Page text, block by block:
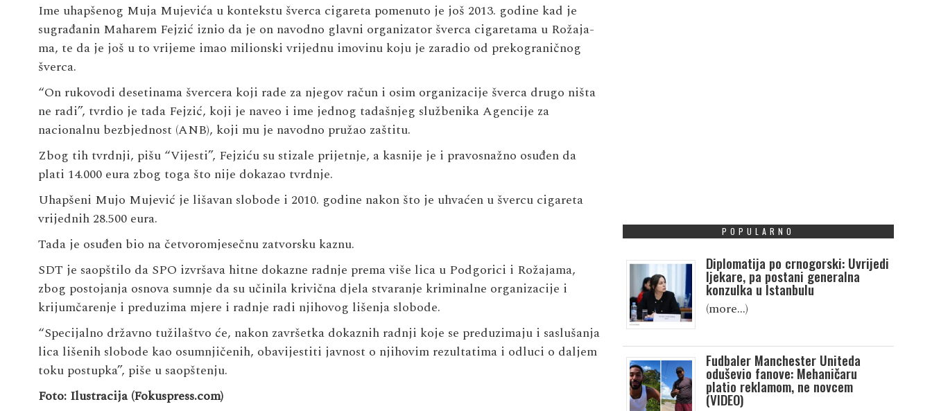
Ime uhapšenog Muja Mujevića u kontekstu šverca cigareta pomenuto je još 2013. godine kad je
sugrađanin Ma­ha­rem Fej­zić iz­nio da je on navodno glavni or­ga­ni­za­tor šver­ca ci­ga­re­ta­ma u Ro­ža­ja­
ma, te da je još u to vrijeme imao milionski vrijednu imovinu koju je zaradio od prekograničnog
šverca.
“On ru­ko­vo­di de­se­ti­na­ma šver­ce­ra ko­ji ra­de za nje­gov ra­čun i osim or­ga­ni­za­ci­je šver­ca dru­go ni­šta
ne ra­di”, tvr­dio je tada Fej­zić, koji je naveo i ime jednog tadašnjeg službenika Agencije za
nacionalnu bezbjednost (ANB), koji mu je navodno pružao zaštitu.
Zbog tih tvrdnji, pišu “Vijesti”, Fejziću su stizale prijetnje, a kasnije je i pravosnažno osuđen da
plati 14.000 eura zbog toga što nije dokazao tvrdnje.
Uhapšeni Mu­jo Mu­je­vić je lišavan slobode i 2010. go­di­ne nakon što je uhva­ćen u šver­cu ci­ga­re­ta
vri­jed­nih 28.500 eura.
Tada je osuđen bio na če­tvo­ro­mje­seč­nu za­tvor­sku ka­znu.
SDT je saopštilo da SPO izvršava hitne dokazne radnje prema više lica u Podgorici i Rožajama,
zbog postojanja osnova sumnje da su učinila krivična djela stvaranje kriminalne organizacije i
krijumčarenje i preduzima mjere i radnje radi njihovog lišenja slobode.
“Specijalno državno tužilaštvo će, nakon završetka dokaznih radnji koje se preduzimaju i saslušanja
lica lišenih slobode kao osumnjičenih, obavijestiti javnost o njihovim rezultatima i odluci o daljem
toku postupka”, piše u saopštenju.
Foto: Ilustracija (Fokuspress.com)
POPULARNO
Diplomatija po crnogorski: Uvrijedi
ljekare, pa postani generalna
konzulka u Istanbulu
(more…)
Fudbaler Manchester Uniteda
oduševio fanove: Mehaničaru
platio reklamom, ne novcem
(VIDEO)